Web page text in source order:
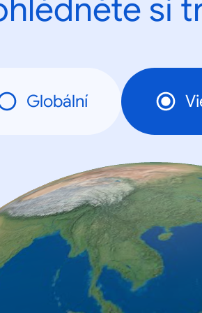
si
Globální